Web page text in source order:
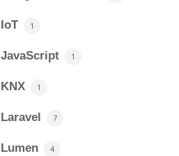
IoT 1
JavaScript 1
KNX 1
Laravel 7
Lumen 4